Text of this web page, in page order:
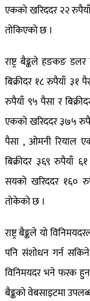
एकको खरिददर २२
तोकिएको छ ।
राष्ट्र बैङ्कले हङकङ
बिक्रीदर १८ रुपैयाँ ३१
रुपैयाँ ९५ पैसा र
एकको खरिददर ३७५
पैसा , ओमनी रियाल
बिक्रीदर ३६९ रुपैयाँ
सयको खरिददर १६०
तोकेको छ ।
राष्ट्र बैङ्कले यो
पनि संशोधन गर्न
विनिमयदर भने फरक
बैङ्कको वेबसाइटमा